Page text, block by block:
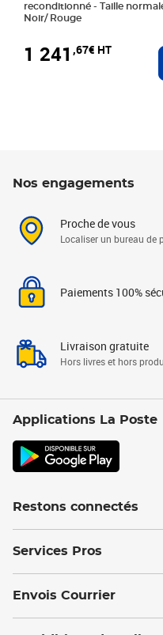
reconditionné - Taille normale -
Noir/ Rouge
1 241 ,67€ HT
Nos engagements
Proche de vous
Localiser un bureau de
Paiements 100%
Livraison gratuite
Hors livres et hors
Applications La Poste
Restons connectés
Services Pros
Envois Courrier